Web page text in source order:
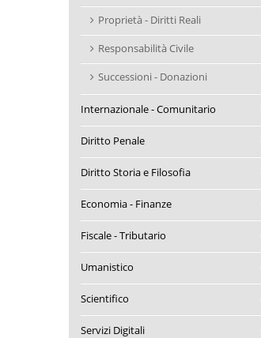
Proprietà - Diritti Reali
Responsabilità Civile
Successioni - Donazioni
Internazionale - Comunitario
Diritto Penale
Diritto Storia e Filosofia
Economia - Finanze
Fiscale - Tributario
Umanistico
Scientifico
Servizi Digitali